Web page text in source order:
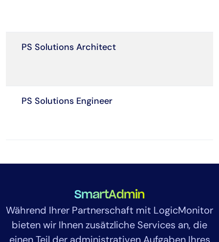
PS Solutions Architect
PS Solutions Engineer
SmartAdmin
Während Ihrer Partnerschaft mit LogicMonitor
bieten wir Ihnen zusätzliche Services an, die
einen Teil der administrativen Aufgaben Ihres